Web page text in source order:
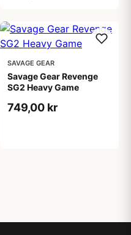
SAVAGE GEAR
Savage Gear Revenge
SG2 Heavy Game
749,00 kr